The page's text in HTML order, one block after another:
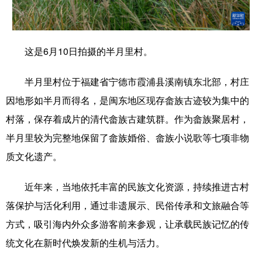
食品 人居 信息化 数字经济
学术中国 乡村振兴 银龄 溯源中国
城市 旅游
彩票 娱乐 时尚 悦读
公益 一带一路 亚太网 上市公司
辽宁 吉林 上海 江苏
浙江 安徽 福建
这是6月10日拍摄的半月里村。
半月里村位于福建省宁德市霞浦县溪南镇东北部，村庄
因地形如半月而得名，是闽东地区现存畲族古迹较为集中的
村落，保存着成片的清代畲族古建筑群。作为畲族聚居村，
半月里较为完整地保留了畲族婚俗、畲族小说歌等七项非物
质文化遗产。
近年来，当地依托丰富的民族文化资源，持续推进古村
落保护与活化利用，通过非遗展示、民俗传承和文旅融合等
方式，吸引海内外众多游客前来参观，让承载民族记忆的传
统文化在新时代焕发新的生机与活力。